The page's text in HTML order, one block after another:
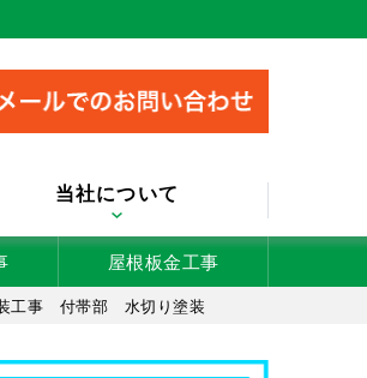
当社について
屋根板金工事
工事 付帯部 水切り塗装